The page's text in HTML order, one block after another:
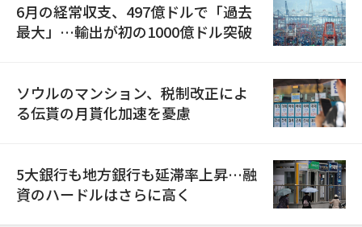
6月の経常収支、497億ドルで「過去
最大」…輸出が初の1000億ドル突破
ソウルのマンション、税制改正によ
る伝貰の月貰化加速を憂慮
5大銀行も地方銀行も延滞率上昇…融
資のハードルはさらに高く